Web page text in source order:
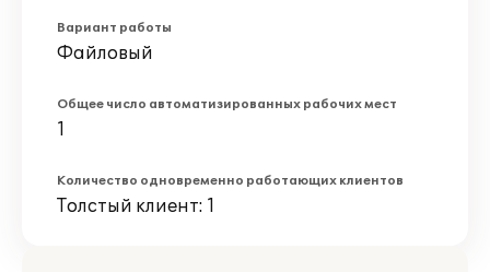
Вариант работы
Файловый
Общее число автоматизированных рабочих мест
1
Количество одновременно работающих клиентов
Толстый клиент: 1